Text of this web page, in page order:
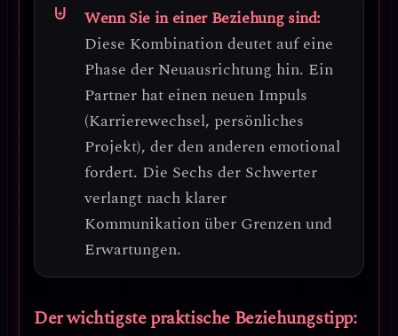
Wenn Sie in einer Beziehung sind:
Diese Kombination deutet auf eine
Phase der Neuausrichtung hin. Ein
Partner hat einen neuen Impuls
(Karrierewechsel, persönliches
Projekt), der den anderen emotional
fordert. Die Sechs der Schwerter
verlangt nach klarer
Kommunikation über Grenzen und
Erwartungen.
Der wichtigste praktische Beziehungstipp: